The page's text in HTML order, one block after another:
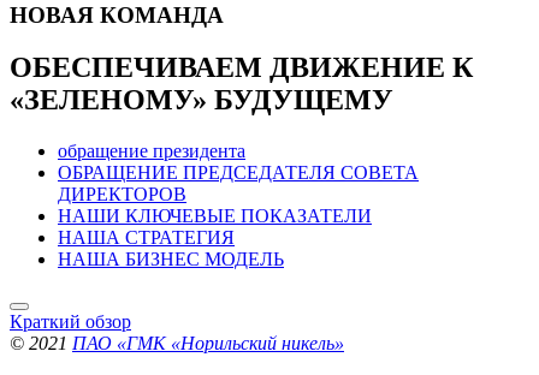
НОВАЯ КОМАНДА
ОБЕСПЕЧИВАЕМ ДВИЖЕНИЕ К
«ЗЕЛЕНОМУ» БУДУЩЕМУ
обращение президента
ОБРАЩЕНИЕ ПРЕДСЕДАТЕЛЯ СОВЕТА
ДИРЕКТОРОВ
НАШИ КЛЮЧЕВЫЕ ПОКАЗАТЕЛИ
НАША СТРАТЕГИЯ
НАША БИЗНЕС МОДЕЛЬ
Краткий обзор
© 2021 ПАО «ГМК «Норильский никель»